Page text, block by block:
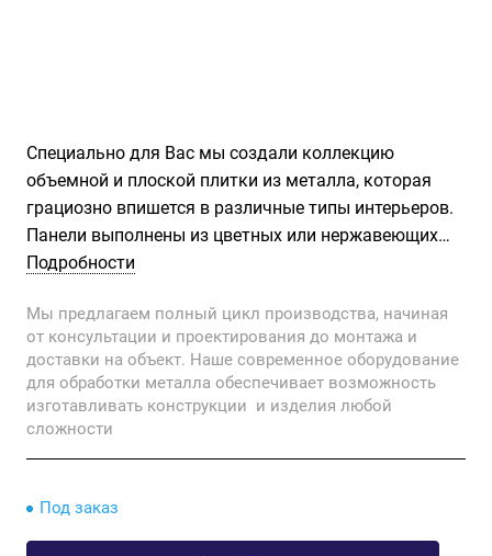
Специально для Вас мы создали коллекцию
объемной и плоской плитки из металла, которая
грациозно впишется в различные типы интерьеров.
Панели выполнены из цветных или нержавеющих
сплавов, с нанесением прозрачного защитного
Подойдут для домашнего интерьера, отделки
кухонного фартука, помещений с повышенной
влажностью, а также для коммерческих
помещений.
Подробности
Мы предлагаем полный цикл производства, начиная
от консультации и проектирования до монтажа и
доставки на объект. Наше современное оборудование
для обработки металла обеспечивает возможность
изготавливать конструкции и изделия любой
сложности
Под заказ